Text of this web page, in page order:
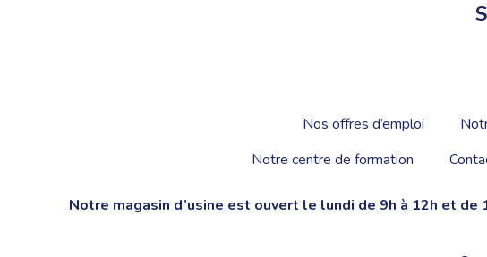
Nos offres d’emploi
Notre centre de formation
Notre magasin d’usine est ouvert le lundi de 9h à 12h et